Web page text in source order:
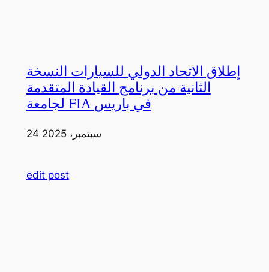
إطلاق الاتحاد الدولي للسيارات النسخة
الثانية من برنامج القيادة المتقدمة
لجامعة FIA في باريس
24 سبتمبر، 2025
edit post